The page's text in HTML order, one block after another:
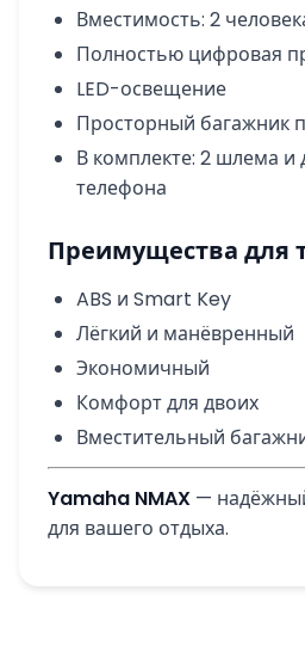
Вместимость: 2
Полностью цифровая
LED-освещение
Просторный багажник
В комплекте: 2 шлема и
телефона
Преимущества для
ABS и Smart Key
Лёгкий и манёвренный
Экономичный
Комфорт для двоих
Вместительный
Yamaha NMAX —
для вашего отдыха.